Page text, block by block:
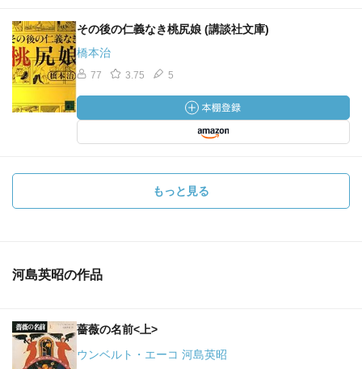
夏」
『美しい夏』は、すごく若い頃にはじめて読んだ（晶文社
のパヴェーゼ選集だった）時の感動も含め、大好きな小説
である。どのくらい好きかというと、これまで読んできた
全ての小説の中で十指に入るくらい。書き出しと末尾は初
読の時から今も口ずさめる。そういえば『それを小説と呼
大胆というのは、言ってしまうと、ルケッティは『美しい
がこれがすごく良いのだ。やや俗っぽさもあるのだけど、
映画は小説の物語をほぼ忠実になぞっているが、ルケッテ
ィ監督は原作のある部分をかなり大胆に読み変えること
その後の仁義なき桃尻娘 (講談社文庫)
橋本治
77 3.75 5
もっと見る
河島英昭の作品
薔薇の名前<上>
ウンベルト・エーコ 河島英昭